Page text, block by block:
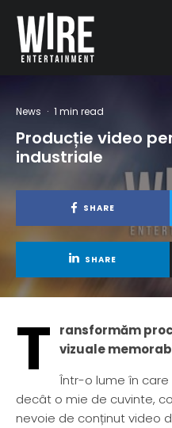
News · 1 min read
Producție video
industriale
SHARE
SHARE
T
ransformăm
vizuale
Într-o lume în
decât o mie de cuvinte,
nevoie de conținut video